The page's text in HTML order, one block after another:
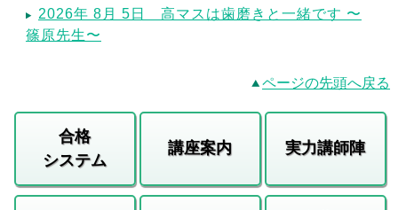
2026年 8月 5日 高マスは歯磨きと一緒です 〜
篠原先生〜
ページの先頭へ戻る
合格
システム
講座案内 実力講師陣